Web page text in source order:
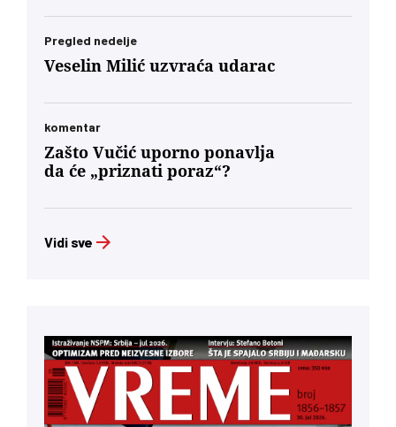
Pregled nedelje
Veselin Milić uzvraća udarac
komentar
Zašto Vučić uporno ponavlja
da će „priznati poraz“?
Vidi sve